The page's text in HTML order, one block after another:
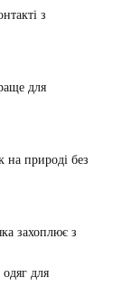
з
для
на природі без
захоплює з
для